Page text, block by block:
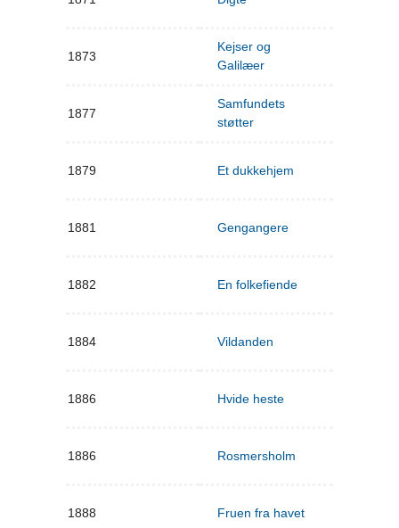
1873
Kejser og
Galilæer
1877
Samfundets
støtter
1879 Et dukkehjem
1881 Gengangere
1882 En folkefiende
1884 Vildanden
1886 Hvide heste
1886 Rosmersholm
1888 Fruen fra havet